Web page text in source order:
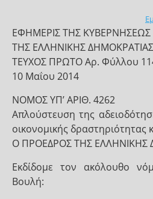
ΕΦΗΜΕΡΙΣ ΤΗΣ ΚΥΒΕΡΝΗΣΕΩΣ
ΤΗΣ ΕΛΛΗΝΙΚΗΣ ΔΗΜΟΚΡΑΤΙΑΣ
ΤΕΥΧΟΣ ΠΡΩΤΟ Αρ. Φύλλου
10 Μαΐου 2014
ΝΟΜΟΣ ΥΠ’ ΑΡΙΘ. 4262
Απλούστευση της
οικονομικής δραστηριότητας
Ο ΠΡΟΕΔΡΟΣ ΤΗΣ ΕΛΛΗΝΙΚΗΣ
Εκδίδομε τον ακόλουθο
Βουλή: